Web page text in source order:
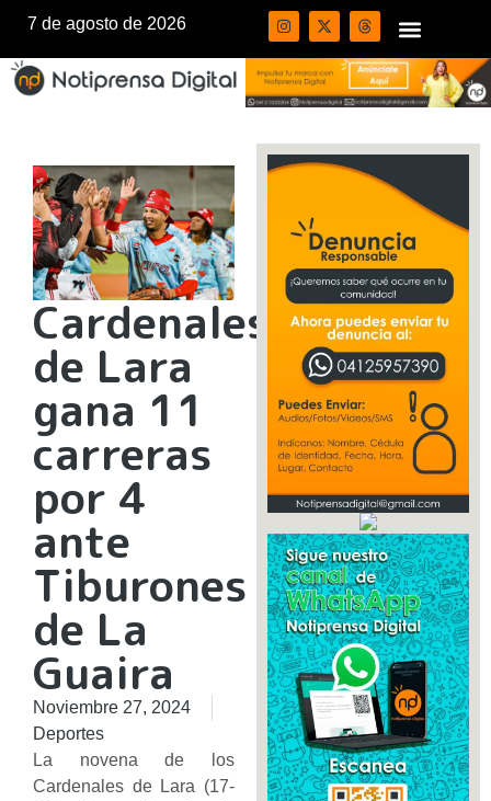
7 de agosto de 2026
Cardenales
de Lara
gana 11
carreras
por 4
ante
Tiburones
de La
Guaira
Noviembre 27, 2024
Deportes
La novena de los
Cardenales de Lara (17-